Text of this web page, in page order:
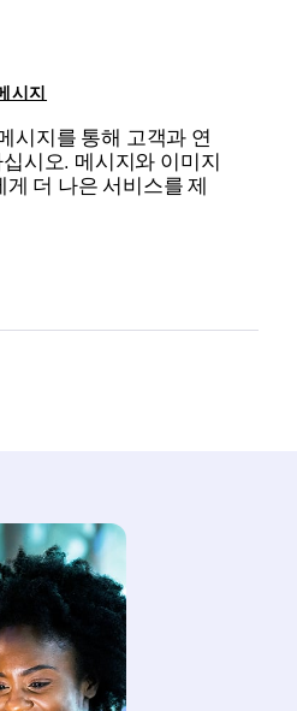
시지
시지를 통해 고객과 연
시오. 메시지와 이미지
더 나은 서비스를 제